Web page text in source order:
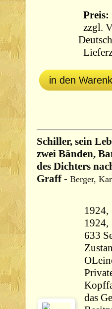
Preis:
zzgl.
in den
Schiller, sein
zwei Bänden,
des Dichters
Graff- Berger,
das